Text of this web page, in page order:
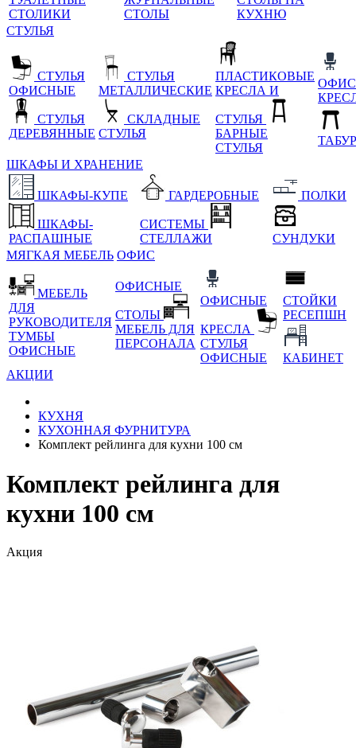
СТОЛИКИ
СТОЛЫ
КУХНЮ
СТУЛЬЯ
СТУЛЬЯ
ОФИСНЫЕ
СТУЛЬЯ
ДЕРЕВЯННЫЕ
СТУЛЬЯ
МЕТАЛЛИЧЕСКИЕ
СКЛАДНЫЕ
СТУЛЬЯ
ПЛАСТИКОВЫЕ
КРЕСЛА И
СТУЛЬЯ
БАРНЫЕ
СТУЛЬЯ
ШКАФЫ И ХРАНЕНИЕ
ШКАФЫ-КУПЕ
ШКАФЫ-
РАСПАШНЫЕ
ГАРДЕРОБНЫЕ
СИСТЕМЫ
СТЕЛЛАЖИ
ПОЛКИ
СУНДУКИ
МЯГКАЯ МЕБЕЛЬ ОФИС
МЕБЕЛЬ
ДЛЯ
РУКОВОДИТЕЛЯ
ТУМБЫ
ОФИСНЫЕ
ОФИСНЫЕ
СТОЛЫ
МЕБЕЛЬ ДЛЯ
ПЕРСОНАЛА
ОФИСНЫЕ
КРЕСЛА
СТУЛЬЯ
ОФИСНЫЕ
СТОЙКИ
РЕСЕПШН
КАБИНЕТ
АКЦИИ
КУХНЯ
КУХОННАЯ ФУРНИТУРА
Комплект рейлинга для кухни 100 см
Комплект рейлинга для
кухни 100 см
Акция